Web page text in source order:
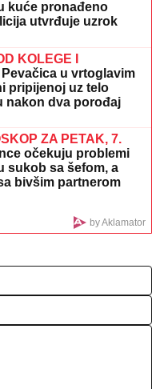
DEKORACIJA
dolazak naslednice,
ljubavi"
PREPOZNAO NA
na glavi, atlet majica i